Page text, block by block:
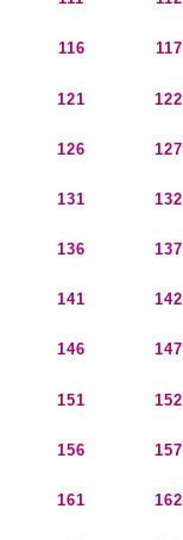
116 117
121 122
126 127
131 132
136 137
141 142
146 147
151 152
156 157
161 162